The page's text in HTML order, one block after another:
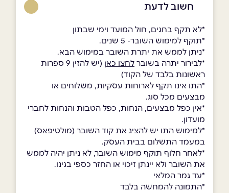
חשוב לדעת
*לא תקף בחגים, חול המועד וימי שבתון
*תוקף למימוש השובר- 5 שנים.
*ניתן לממש את יתרת השובר במימוש הבא.
*לבירור יתרה בשובר לחצו כאן
(יש להזין 9 ספרות
ראשונות בלבד של הקוד)
*התו אינו תקף לארוחות עסקיות, משלוחים או
מבצעים מכל סוג.
*אין כפל מבצעים, הנחות, כפל הטבות והנחות לחברי
מועדון.
*למימוש התו יש להציג את קוד השובר (מולטיפאס)
במעמד התשלום בבית העסק.
*לאחר חלוף תוקף מימוש השובר, לא ניתן יהיה לממש
את השובר ולא יינתן זיכוי או החזר כספי בגינו.
*עד גמר המלאי
*התמונה להמחשה בלבד